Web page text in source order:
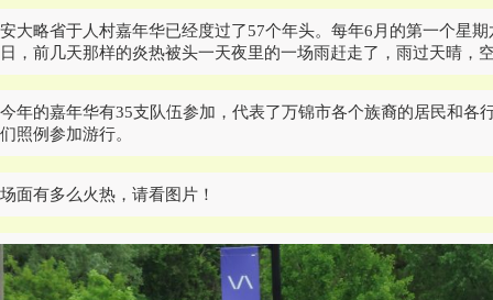
安大略省于人村嘉年华已经度过了57个年头。每年6月的第一个星
日，前几天那样的炎热被头一天夜里的一场雨赶走了，雨过天晴，
今年的嘉年华有35支队伍参加，代表了万锦市各个族裔的居民和各
们照例参加游行。
场面有多么火热，请看图片！